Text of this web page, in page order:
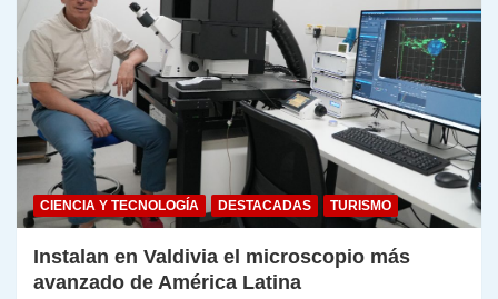
CIENCIA Y TECNOLOGÍA DESTACADAS TURISMO
Instalan en Valdivia el microscopio más
avanzado de América Latina